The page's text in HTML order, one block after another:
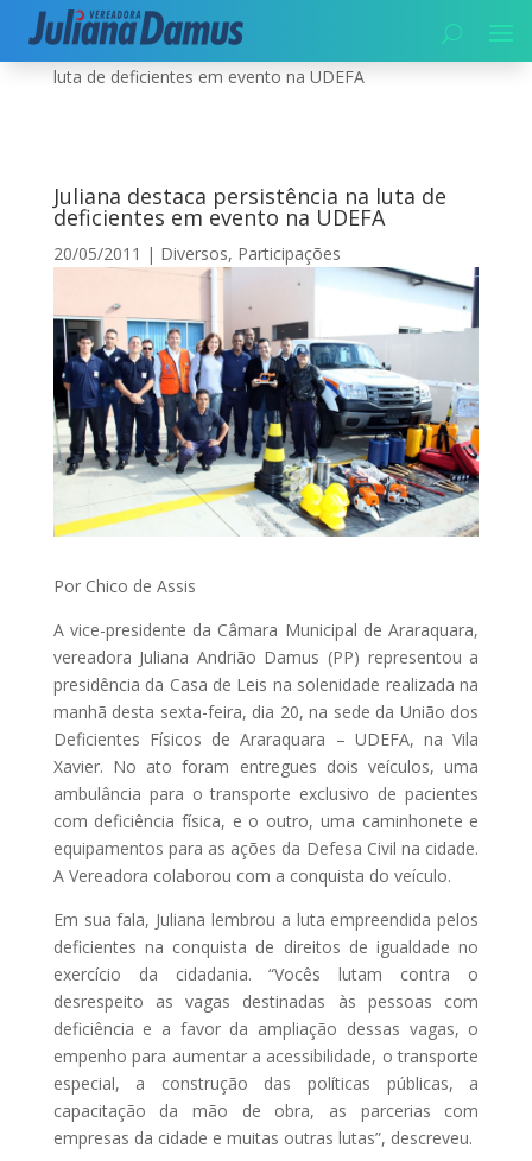
Início|Participações|Juliana destaca persistência na
luta de deficientes em evento na UDEFA
Juliana destaca persistência na luta de
deficientes em evento na UDEFA
20/05/2011 | Diversos, Participações
Por Chico de Assis
A vice-presidente da Câmara Municipal de Araraquara,
vereadora Juliana Andrião Damus (PP) representou a
presidência da Casa de Leis na solenidade realizada na
manhã desta sexta-feira, dia 20, na sede da União dos
Deficientes Físicos de Araraquara – UDEFA, na Vila
Xavier. No ato foram entregues dois veículos, uma
ambulância para o transporte exclusivo de pacientes
com deficiência física, e o outro, uma caminhonete e
equipamentos para as ações da Defesa Civil na cidade.
A Vereadora colaborou com a conquista do veículo.
Em sua fala, Juliana lembrou a luta empreendida pelos
deficientes na conquista de direitos de igualdade no
exercício da cidadania. “Vocês lutam contra o
desrespeito as vagas destinadas às pessoas com
deficiência e a favor da ampliação dessas vagas, o
empenho para aumentar a acessibilidade, o transporte
especial, a construção das políticas públicas, a
capacitação da mão de obra, as parcerias com
empresas da cidade e muitas outras lutas”, descreveu.